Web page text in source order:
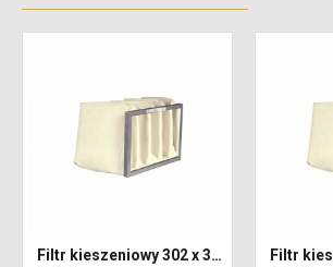
Filtr kieszeniowy 302 x 320 x 600 klasa F7 (ePM2,5)